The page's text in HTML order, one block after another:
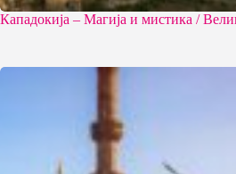
Кападокија – Магија и мистика /